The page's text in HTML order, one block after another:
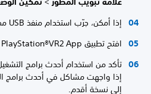
إذا أمكن، جرّب استخدام منفذ USB مختلفًا لتوصيل PS VR2.
افتح تطبيق PlayStation®VR2 App وتحقق من توصيلاتك.
تأكد من استخدام أحدث برامج
إذا واجهت مشاكل في أحدث برامج
إلى نسخة أقدم.